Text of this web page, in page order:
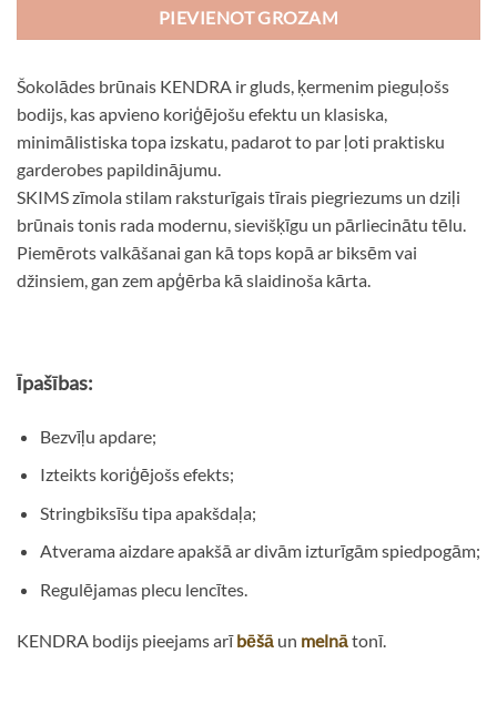
PIEVIENOT GROZAM
Šokolādes brūnais KENDRA ir gluds, ķermenim pieguļošs
bodijs, kas apvieno koriģējošu efektu un klasiska,
minimālistiska topa izskatu, padarot to par ļoti praktisku
garderobes papildinājumu.
SKIMS zīmola stilam raksturīgais tīrais piegriezums un dziļi
brūnais tonis rada modernu, sievišķīgu un pārliecinātu tēlu.
Piemērots valkāšanai gan kā tops kopā ar biksēm vai
džinsiem, gan zem apģērba kā slaidinoša kārta.
Īpašības:
Bezvīļu apdare;
Izteikts koriģējošs efekts;
Stringbiksīšu tipa apakšdaļa;
Atverama aizdare apakšā ar divām izturīgām spiedpogām;
Regulējamas plecu lencītes.
KENDRA bodijs pieejams arībēšā un melnā tonī.